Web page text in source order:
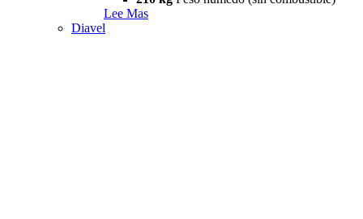
Lee Mas
Diavel